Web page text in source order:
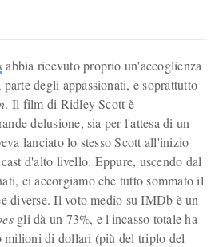
abbia ricevuto proprio un'accoglienza
degli appassionati, e soprattutto
. Il film di Ridley Scott è
delusione, sia per l'attesa di un
lanciato lo stesso Scott all'inizio
d'alto livello. Eppure, uscendo dal
ci accorgiamo che tutto sommato il
diverse. Il voto medio su IMDb è un
gli dà un 73%, e l'incasso totale ha
milioni di dollari (più del triplo del